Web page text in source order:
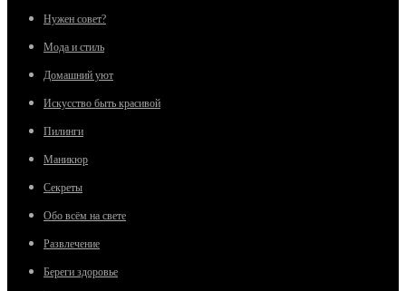
Нужен совет?
Мода и стиль
Домашний уют
Искусство быть красивой
Пилинги
Маникюр
Секреты
Обо всём на свете
Развлечение
Береги здоровье